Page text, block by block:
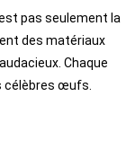
pas seulement la
des matériaux
Chaque
célèbres œufs.